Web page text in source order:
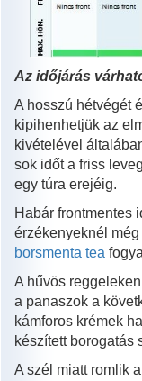
Az időjárás
A hosszú hétvégét
kipihenhetjük az
kivételével
sok időt a friss
egy túra erejéig.
Habár frontmentes
érzékenyeknél
borsmenta tea
A hűvös
a panaszok a
kámforos krémek
készített borogatás
A szél miatt romlik